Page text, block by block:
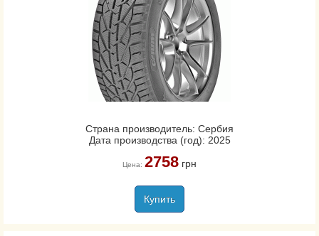
Страна производитель: Сербия
Дата производства (год): 2025
Цена: 2758грн
Купить